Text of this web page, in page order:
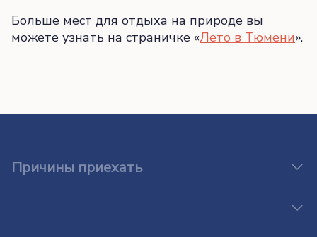
Больше мест для отдыха на природе вы
можете узнать на страничке «Лето в Тюмени».
Причины приехать